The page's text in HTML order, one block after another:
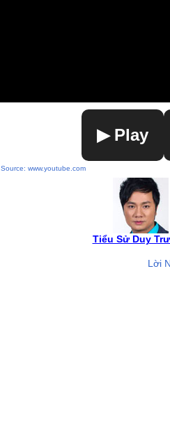
▶ Play
Source: www.youtube.com
Tiểu Sử Duy
Lời